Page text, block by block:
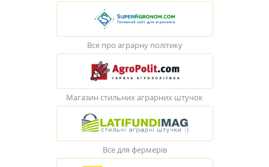
Все про аграрну політику
Магазин стильних аграрних штучок
Все для фермерів